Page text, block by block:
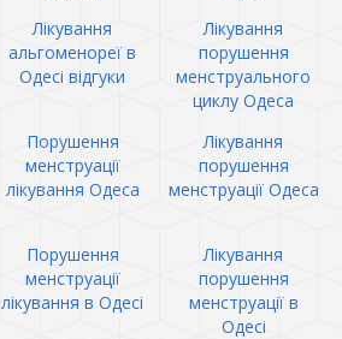
Лікування
альгоменореї в
Одесі відгуки
Лікування
порушення
менструального
циклу Одеса
Порушення
менструації
лікування Одеса
Лікування
порушення
менструації Одеса
Порушення
менструації
лікування в Одесі
Лікування
порушення
менструації в
Одесі